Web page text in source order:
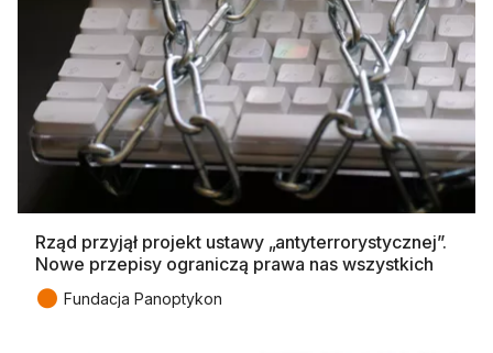
Rząd przyjął projekt ustawy „antyterrorystycznej”.
Nowe przepisy ograniczą prawa nas wszystkich
● Fundacja Panoptykon